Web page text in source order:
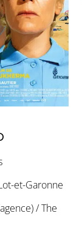
et-Garonne
/ The